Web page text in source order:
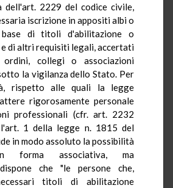
dell'art. 2229 del codice civile,
iscrizione in appositi albi o
base di titoli d'abilitazione o
di altri requisiti legali, accertati
collegi o associazioni
la vigilanza dello Stato. Per
rispetto alle quali la legge
rigorosamente personale
professionali (cfr. art. 2232
1 della legge n. 1815 del
in modo assoluto la possibilità
forma associativa, ma
che "le persone che,
titoli di abilitazione